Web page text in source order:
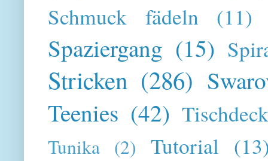
Schmuck fädeln (11)
Spaziergang (15)
Stricken (286)
Teenies (42)
Tunika (2) Tutorial